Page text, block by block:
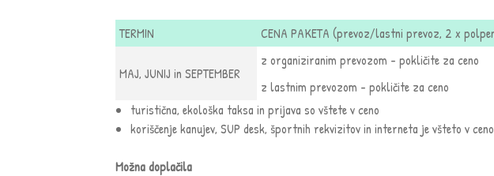
TERMIN CENA PAKETA (prevoz/lastni prevoz, 2 x
MAJ, JUNIJ in SEPTEMBER
z organiziranim prevozom - pokličite za ceno
z lastnim prevozom - pokličite za ceno
turistična, ekološka taksa in prijava so vštete v ceno
koriščenje kanujev, SUP desk, športnih rekvizitov in interneta je všteto v ceno
Možna doplačila